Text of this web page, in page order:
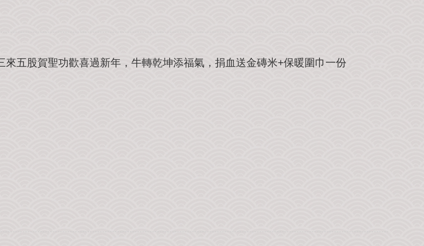
來五股賀聖功歡喜過新年，牛轉乾坤添福氣，捐血送金磚米+保暖圍巾一份